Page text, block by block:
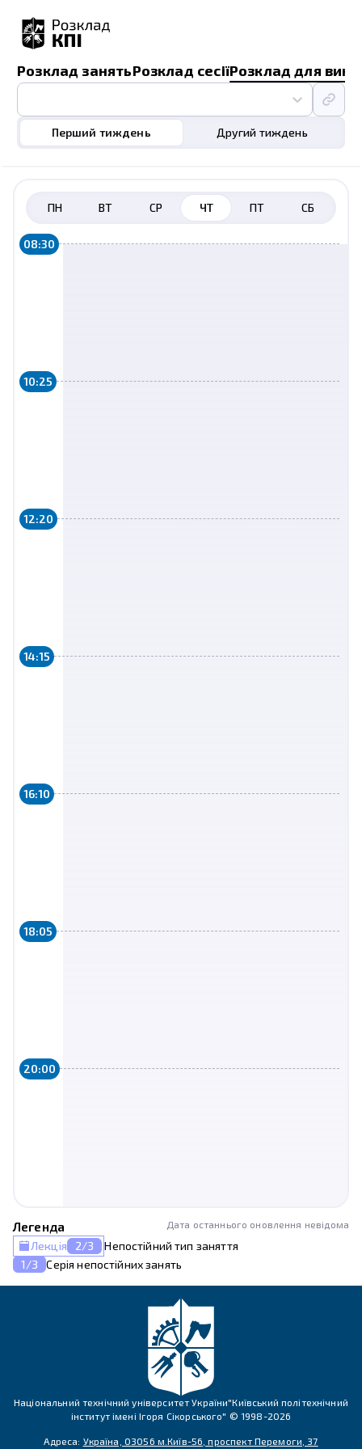
Розклад занятьРозклад сесіїРозклад для
Перший тиждень Другий тиждень
ПН ВТ СР ЧТ ПТ СБ
08:30
10:25
12:20
14:15
16:10
18:05
20:00
Легенда Дата останнього оновлення невідома
Лекція 2/3
Непостійний тип заняття
1/3
Серія непостійних занять
Національний технічний університет України"Київський політехнічний
інститут імені Ігоря Сікорського" © 1998-2026
Адреса: Україна, 03056 м.Київ-56, проспект Перемоги, 37